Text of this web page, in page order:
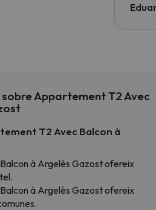
Appartement T2 Avec
T2 Avec Balcon à
à Argelès Gazost ofereix
à Argelès Gazost ofereix